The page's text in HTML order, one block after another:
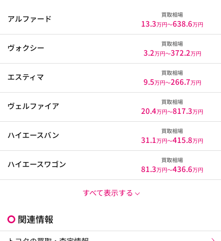
アルファード 買取相場
13.3万円〜638.6万円
ヴォクシー 買取相場
3.2万円〜372.2万円
エスティマ 買取相場
9.5万円〜266.7万円
ヴェルファイア 買取相場
20.4万円〜817.3万円
ハイエースバン 買取相場
31.1万円〜415.8万円
ハイエースワゴン 買取相場
81.3万円〜436.6万円
すべて表示する
関連情報